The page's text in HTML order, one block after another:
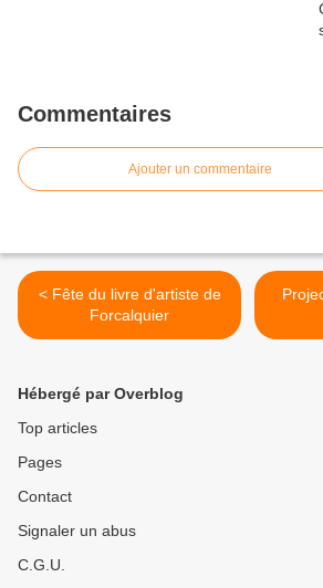
Commentaires
Ajouter un commentaire
< Fête du livre d'artiste de
Forcalquier
Hébergé par Overblog
Top articles
Pages
Contact
Signaler un abus
C.G.U.